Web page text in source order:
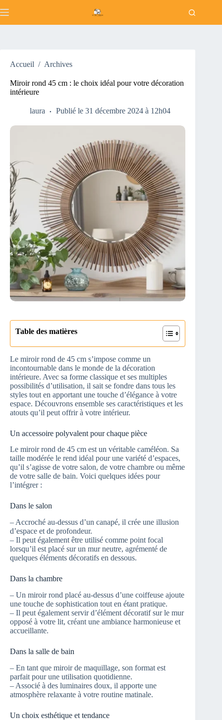
au
Accueil / Archives
Miroir rond 45 cm : le choix idéal pour votre décoration
intérieure
laura Publié le 31 décembre 2024 à 12h04
Table des matières
Le miroir rond de 45 cm s’impose comme un
incontournable dans le monde de la décoration
intérieure. Avec sa forme classique et ses multiples
possibilités d’utilisation, il sait se fondre dans tous les
styles tout en apportant une touche d’élégance à votre
espace. Découvrons ensemble ses caractéristiques et les
atouts qu’il peut offrir à votre intérieur.
Un accessoire polyvalent pour chaque pièce
Le miroir rond de 45 cm est un véritable caméléon. Sa
taille modérée le rend idéal pour une variété d’espaces,
qu’il s’agisse de votre salon, de votre chambre ou même
de votre salle de bain. Voici quelques idées pour
l’intégrer :
Dans le salon
– Accroché au-dessus d’un canapé, il crée une illusion
d’espace et de profondeur.
– Il peut également être utilisé comme point focal
lorsqu’il est placé sur un mur neutre, agrémenté de
quelques éléments décoratifs en dessous.
Dans la chambre
– Un miroir rond placé au-dessus d’une coiffeuse ajoute
une touche de sophistication tout en étant pratique.
– Il peut également servir d’élément décoratif sur le mur
opposé à votre lit, créant une ambiance harmonieuse et
accueillante.
Dans la salle de bain
– En tant que miroir de maquillage, son format est
parfait pour une utilisation quotidienne.
– Associé à des luminaires doux, il apporte une
atmosphère relaxante à votre routine matinale.
Un choix esthétique et tendance